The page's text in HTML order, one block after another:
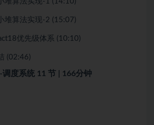
堆算法实现-2 (15:07)
优先级体系 (10:10)
(02:46)
调度系统 11 节 | 166分钟